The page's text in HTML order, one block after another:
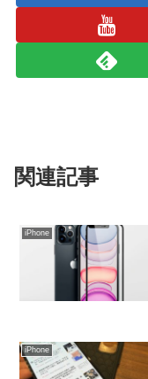
関連記事
iPhone
iPhone